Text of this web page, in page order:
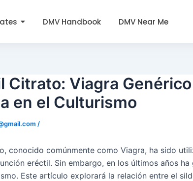
DMV Handbook DMV Near Me
Citrato: Viagra
en el Culturismo
/
conocido comúnmente como Viagra, ha sido
eréctil. Sin embargo, en los últimos años
Este artículo explorará la relación entre el